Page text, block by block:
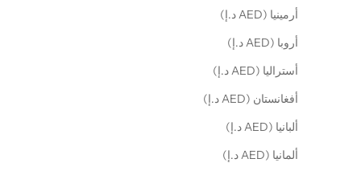
أرمينيا (AED د.إ)
أروبا (AED د.إ)
أستراليا (AED د.إ)
أفغانستان (AED د.إ)
ألبانيا (AED د.إ)
ألمانيا (AED د.إ)